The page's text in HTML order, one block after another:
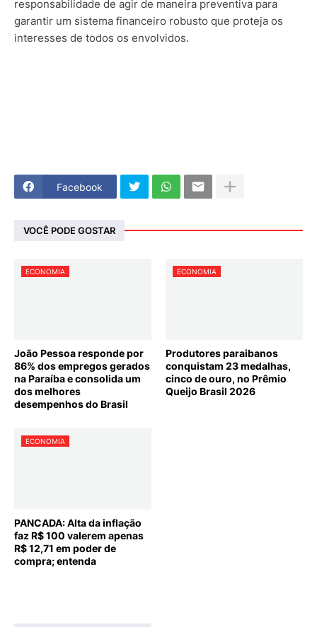
responsabilidade de agir de maneira preventiva para
garantir um sistema financeiro robusto que proteja os
interesses de todos os envolvidos.
Facebook
VOCÊ PODE GOSTAR
ECONOMIA
João Pessoa responde por
86% dos empregos gerados
na Paraíba e consolida um
dos melhores
desempenhos do Brasil
ECONOMIA
Produtores paraibanos
conquistam 23 medalhas,
cinco de ouro, no Prêmio
Queijo Brasil 2026
ECONOMIA
PANCADA: Alta da inflação
faz R$ 100 valerem apenas
R$ 12,71 em poder de
compra; entenda